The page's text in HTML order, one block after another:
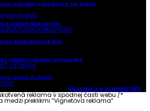
pohodlnú pohovku pre váš domov
a ozdobiť nimi interiér
DOMÁCNOSŤ
každodenných úloh
signály rozhodne neignorujte
VZŤAHOV
dostať do formy
PRAVIDLÁ A PODMIENKY
reklama v spodnej časti webu/*
preklikmi “Vignetova reklama”